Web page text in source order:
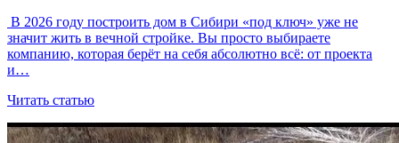
В 2026 году построить дом в Сибири «под ключ» уже не
значит жить в вечной стройке. Вы просто выбираете
компанию, которая берёт на себя абсолютно всё: от проекта
и…
Читать статью